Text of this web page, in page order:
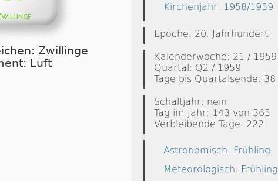
Zwillinge
Luft
Kirchenjahr: 1958/1959
Epoche: 20. Jahrhundert
Kalenderwoche: 21 / 1959
Quartal: Q2 / 1959
Tage bis Quartalsende: 38
Schaltjahr: nein
Tag im Jahr: 143 von 365
Verbleibende Tage: 222
Astronomisch: Frühling
Meteorologisch: Frühling